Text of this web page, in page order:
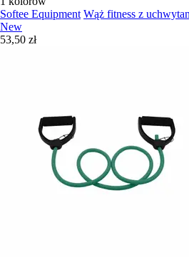
Softee Equipment Wąż fitness z
New
53,50 zł